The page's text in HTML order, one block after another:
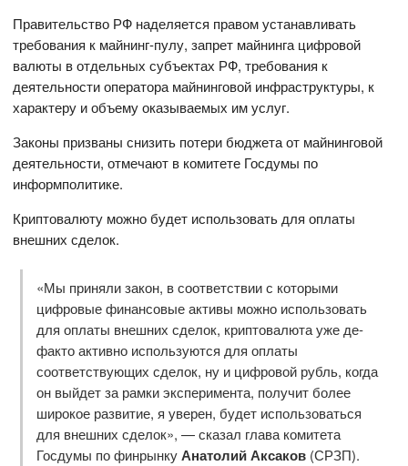
Правительство РФ наделяется правом устанавливать
требования к майнинг-пулу, запрет майнинга цифровой
валюты в отдельных субъектах РФ, требования к
деятельности оператора майнинговой инфраструктуры, к
характеру и объему оказываемых им услуг.
Законы призваны снизить потери бюджета от майнинговой
деятельности, отмечают в комитете Госдумы по
информполитике.
Криптовалюту можно будет использовать для оплаты
внешних сделок.
«Мы приняли закон, в соответствии с которыми
цифровые финансовые активы можно использовать
для оплаты внешних сделок, криптовалюта уже де-
факто активно используются для оплаты
соответствующих сделок, ну и цифровой рубль, когда
он выйдет за рамки эксперимента, получит более
широкое развитие, я уверен, будет использоваться
для внешних сделок», — сказал глава комитета
Госдумы по финрынкуАнатолий Аксаков(СРЗП).